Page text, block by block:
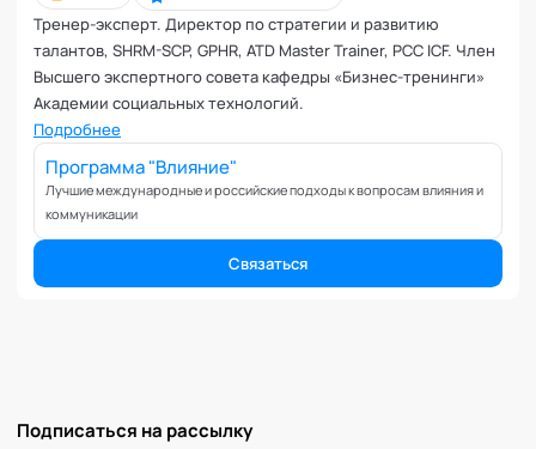
Сложности в общении
Сон
Социализация и адаптация
Спорт и тренировки
Стресс
Токсичные отношения и созависимость
Травматический опыт
Тревожность
Фасилитация
Тренер-эксперт. Директор по стратегии и развитию
талантов, SHRM-SCP, GPHR, ATD Master Trainer, PCC ICF. Член
Высшего экспертного совета кафедры «Бизнес-тренинги»
Академии социальных технологий.
Подробнее
Программа "Влияние"
Лучшие международные и российские подходы к вопросам влияния и
коммуникации
Связаться
Подписаться на рассылку